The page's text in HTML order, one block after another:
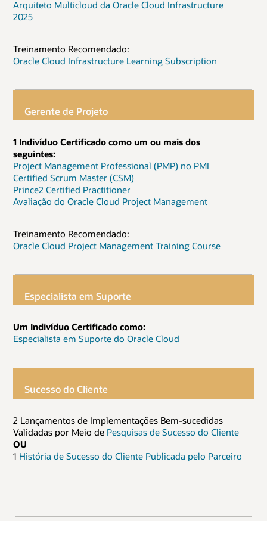
Arquiteto Multicloud da Oracle Cloud Infrastructure
2025
Treinamento Recomendado:
Oracle Cloud Infrastructure Learning Subscription
Gerente de Projeto
1 Indivíduo Certificado como um ou mais dos
seguintes:
Project Management Professional (PMP) no PMI
Certified Scrum Master (CSM)
Prince2 Certified Practitioner
Avaliação do Oracle Cloud Project Management
Treinamento Recomendado:
Oracle Cloud Project Management Training Course
Especialista em Suporte
Um Indivíduo Certificado como:
Especialista em Suporte do Oracle Cloud
Sucesso do Cliente
2 Lançamentos de Implementações Bem-sucedidas
Validadas por Meio de Pesquisas de Sucesso do Cliente
OU
1 História de Sucesso do Cliente Publicada pelo Parceiro